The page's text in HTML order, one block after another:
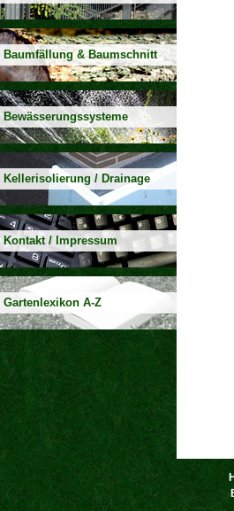
Baumfällung & Baumschnitt
Bewässerungssysteme
Kellerisolierung / Drainage
Kontakt / Impressum
Gartenlexikon A-Z